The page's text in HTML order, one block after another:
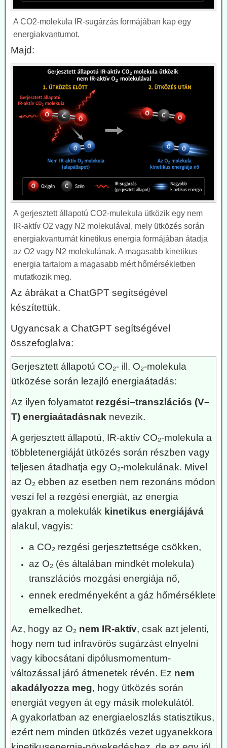
A CO2-molekula IR-sugárzás formájában kap egy
energiakvantumot.
Majd:
A gerjesztett állapotú CO2-mulekula ütközik egy nem
IR-aktív O2 vagy N2 molekulával, mely ütközés során
energiakvantumát kinetikus energia formájában átadja
az O2 vagy N2 molekulának. A magasabb kinetikus
energia tartalom a magasabb mért hőmérsékletben
mutatkozik meg.
Az ábrákat a ChatGPT segítségével
készítettük.
Ugyancsak a ChatGPT segítségével
összefoglalva:
Gerjesztett állapotú CO₂- ill. O₂-molekula
ütközése során lezajló energiaátadás:
Az ilyen folyamatot rezgési–transzlációs (V–
T) energiaátadásnak nevezik.
A gerjesztett állapotú, IR-aktív CO₂-molekula a
többletenergiáját ütközés során részben vagy
teljesen átadhatja egy O₂-molekulának. Mivel
az O₂ ebben az esetben nem rezonáns módon
veszi fel a rezgési energiát, az energia
gyakran a molekulák kinetikus energiájává
alakul, vagyis:
a CO₂ rezgési gerjesztettsége csökken,
az O₂ (és általában mindkét molekula)
transzlációs mozgási energiája nő,
ennek eredményeként a gáz hőmérséklete
emelkedhet.
Az, hogy az O₂ nem IR-aktív, csak azt jelenti,
hogy nem tud infravörös sugárzást elnyelni
vagy kibocsátani dipólusmomentum-
változással járó átmenetek révén. Ez nem
akadályozza meg, hogy ütközés során
energiát vegyen át egy másik molekulától.
A gyakorlatban az energiaeloszlás statisztikus,
ezért nem minden ütközés vezet ugyanekkora